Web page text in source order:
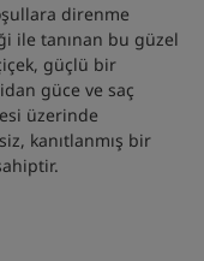
direnme
ile tanınan bu güzel
güçlü bir
güce ve saç
üzerinde
kanıtlanmış bir